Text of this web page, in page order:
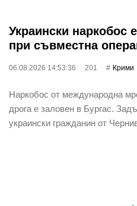
Украински наркобос
при съвместна
06.08.2026 14:53:36 201 Крими
Наркобос от международна
дрога е заловен в Бургас.
украински гражданин от